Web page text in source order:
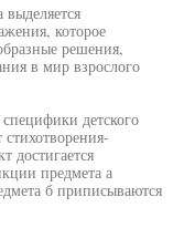
выделяется
которое
решения,
в мир взрослого
детского
достигается
предмета а
б приписываются